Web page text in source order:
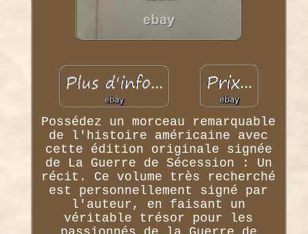
Possédez un morceau remarquable
de l'histoire américaine avec
cette édition originale signée
de La Guerre de Sécession : Un
récit. Ce volume très recherché
est personnellement signé par
l'auteur, en faisant un
véritable trésor pour les